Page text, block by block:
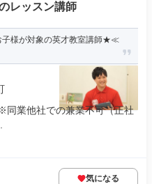
レッスン講師
子様が対象の英才教室講師★≪
業他社での兼業不可（正社
気になる